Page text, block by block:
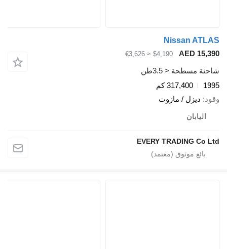
Nissan
AED
$4,190
≈ €3,626
مسطحة < 3.5طن
317,400 كم
ديزل / مازوت
اليابان
EVERY TRADING Co